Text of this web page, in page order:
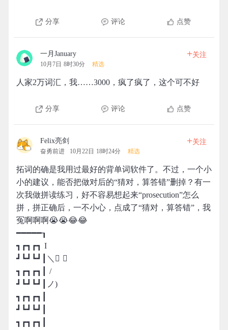
分享 评论 点赞
一月January
10月7日 8时30分 精选
+关注
人家2万词汇，我……3000，疯了疯了，这个可不好
分享 评论 点赞
Felix亮剑
奋勇前进 10月22日 18时24分 精选
+关注
拓词的确是我用过最好的背单词软件了。不过，一个小
小的建议，能否把做对后的“猜对，算答错”删掉？有一
次我做拼读练习，好不容易想起来“prosecution”怎么
拼，拼正确后，一不小心，点成了“猜对，算答错”，我
冤啊啊啊😭😭😂😂
━━━━━┒
┓┏┓┏┓ I
┛┗┛┗┛┃＼ ／
┓┏┓┏┓┃ /
┛┗┛┗┛┃ノ)
┓┏┓┏┓┃
┛┗┛┗┛┃
┓┏┓┏┓┃